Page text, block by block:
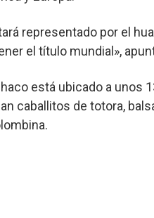
representado por el
el título mundial»,
está ubicado a unos
caballitos de totora,